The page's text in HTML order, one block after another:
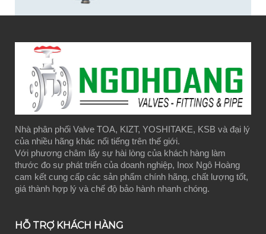
Nhà phân phối Valve TOA, KIZT, YOSHITAKE, KSB và đại lý
của nhiều hãng khác nổi tiếng trên thế giới.
Với phương châm lấy sự hài lòng của khách hàng làm
thước đo sự phát triển của doanh nghiệp, Inox Ngô Hoàng
cam kết cung cấp các sản phẩm chính hãng, chất lượng tốt,
giá thành hợp lý và chế độ bảo hành nhanh chóng.
HỖ TRỢ KHÁCH HÀNG